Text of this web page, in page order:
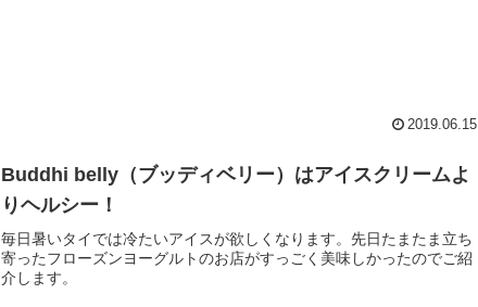
2019.06.15
Buddhi belly（ブッディベリー）はアイスクリームよ
りヘルシー！
毎日暑いタイでは冷たいアイスが欲しくなります。先日たまたま立ち
寄ったフローズンヨーグルトのお店がすっごく美味しかったのでご紹
介します。